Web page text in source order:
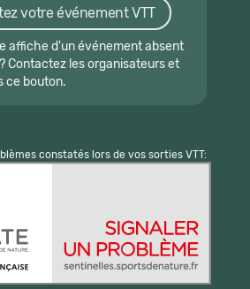
votre événement VTT
affiche d'un événement absent
? Contactez les organisateurs et
ce bouton.
constatés lors de vos sorties VTT: